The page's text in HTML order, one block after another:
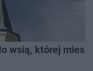
wsią, której